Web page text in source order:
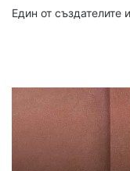
Един от създателите